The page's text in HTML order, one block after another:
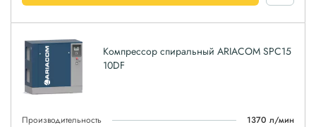
Компрессор спиральный ARIACOM SPC15
10DF
Производительность
1370 л/мин